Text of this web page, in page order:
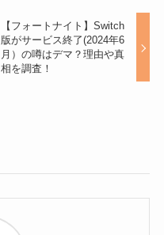
【フォートナイト】Switch
版がサービス終了(2024年6
月）の噂はデマ？理由や真
相を調査！